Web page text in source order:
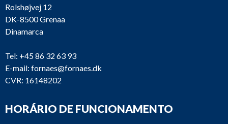
Rolshøjvej 12
DK-8500 Grenaa
Dinamarca
Tel: +45 86 32 63 93
E-mail: fornaes@fornaes.dk
CVR: 16148202
HORÁRIO DE FUNCIONAMENTO